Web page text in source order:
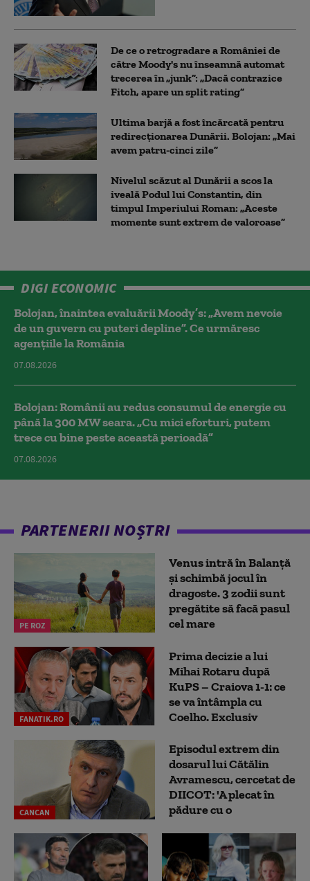
De ce o retrogradare a României de
către Moody's nu înseamnă automat
trecerea în „junk”: „Dacă contrazice
Fitch, apare un split rating”
Ultima barjă a fost încărcată pentru
redirecționarea Dunării. Bolojan: „Mai
avem patru-cinci zile”
Nivelul scăzut al Dunării a scos la
iveală Podul lui Constantin, din
timpul Imperiului Roman: „Aceste
momente sunt extrem de valoroase”
DIGI ECONOMIC
Bolojan, înaintea evaluării Moody’s: „Avem nevoie
de un guvern cu puteri depline”. Ce urmăresc
agențiile la România
07.08.2026
Bolojan: Românii au redus consumul de energie cu
până la 300 MW seara. „Cu mici eforturi, putem
trece cu bine peste această perioadă”
07.08.2026
PARTENERII NOȘTRI
PE ROZ
Venus intră în Balanță
și schimbă jocul în
dragoste. 3 zodii sunt
pregătite să facă pasul
cel mare
FANATIK.RO
Prima decizie a lui
Mihai Rotaru după
KuPS – Craiova 1-1: ce
se va întâmpla cu
Coelho. Exclusiv
CANCAN
Episodul extrem din
dosarul lui Cătălin
Avramescu, cercetat de
DIICOT: 'A plecat în
pădure cu o